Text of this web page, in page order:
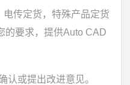
传定货，特殊产品定货
的要求，提供Auto CAD
认或提出改进意见。